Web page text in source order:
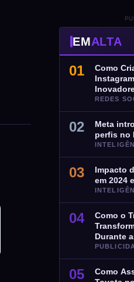
EMALTA
01
Como
REDES
02
Meta
perfis no
03
Impacto
em 2024
04
Como o
Durante
05
Como